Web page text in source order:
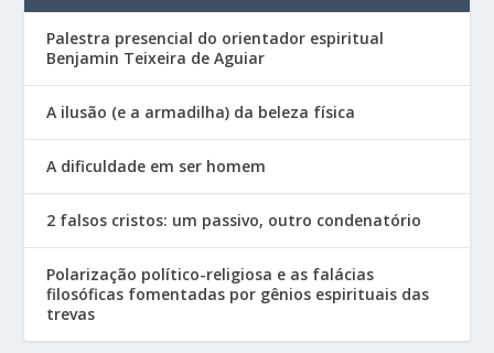
Palestra presencial do orientador espiritual
Benjamin Teixeira de Aguiar
A ilusão (e a armadilha) da beleza física
A dificuldade em ser homem
2 falsos cristos: um passivo, outro condenatório
Polarização político-religiosa e as falácias
filosóficas fomentadas por gênios espirituais das
trevas